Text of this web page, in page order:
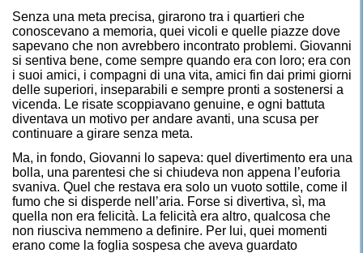
Senza una meta precisa, girarono tra i quartieri che
conoscevano a memoria, quei vicoli e quelle piazze dove
sapevano che non avrebbero incontrato problemi. Giovanni
si sentiva bene, come sempre quando era con loro; era con
i suoi amici, i compagni di una vita, amici fin dai primi giorni
delle superiori, inseparabili e sempre pronti a sostenersi a
vicenda. Le risate scoppiavano genuine, e ogni battuta
diventava un motivo per andare avanti, una scusa per
continuare a girare senza meta.
Ma, in fondo, Giovanni lo sapeva: quel divertimento era una
bolla, una parentesi che si chiudeva non appena l’euforia
svaniva. Quel che restava era solo un vuoto sottile, come il
fumo che si disperde nell’aria. Forse si divertiva, sì, ma
quella non era felicità. La felicità era altro, qualcosa che
non riusciva nemmeno a definire. Per lui, quei momenti
erano come la foglia sospesa che aveva guardato